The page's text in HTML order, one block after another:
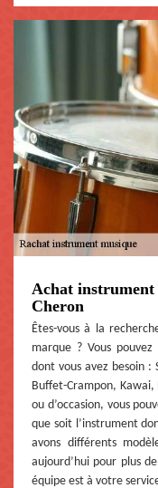
Achat instrument
Cheron
Êtes-vous à la
marque ? Vous
dont vous avez besoin :
Buffet-Crampon,
ou d’occasion, vous
que soit l’instrument
avons différents
aujourd’hui pour plus
équipe est à votre